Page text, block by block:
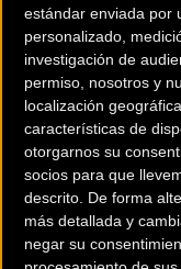
estándar enviada por
personalizado,
investigación de
permiso, nosotros y
localización
características de
otorgarnos su
socios para que
descrito. De forma
más detallada y
negar su
Noticia de
de 2021a las 08:20h
El catalán Pep
‘recordman’
conseguir este